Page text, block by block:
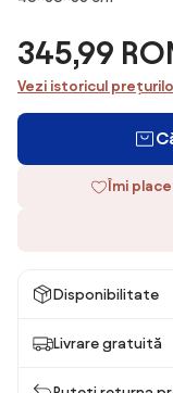
345,99
Vezi istoricul
Îmi place
Disponibilitate
Livrare gratuită